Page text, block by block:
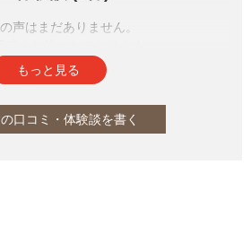
声はまだありません。
もっと見る
口コミ・体験談を書く